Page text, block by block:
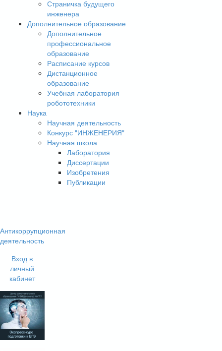
Страничка будущего
инженера
Дополнительное образование
Дополнительное
профессиональное
образование
Расписание курсов
Дистанционное
образование
Учебная лаборатория
робототехники
Наука
Научная деятельность
Конкурс "ИНЖЕНЕРИЯ"
Научная школа
Лаборатория
Диссертации
Изобретения
Публикации
Антикоррупционная
деятельность
Вход в
личный
кабинет